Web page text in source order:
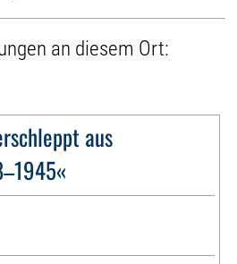
an diesem Ort:
aus